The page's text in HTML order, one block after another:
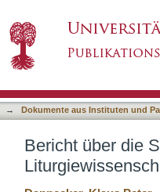
→ Dokumente aus Instituten und
Bericht über die